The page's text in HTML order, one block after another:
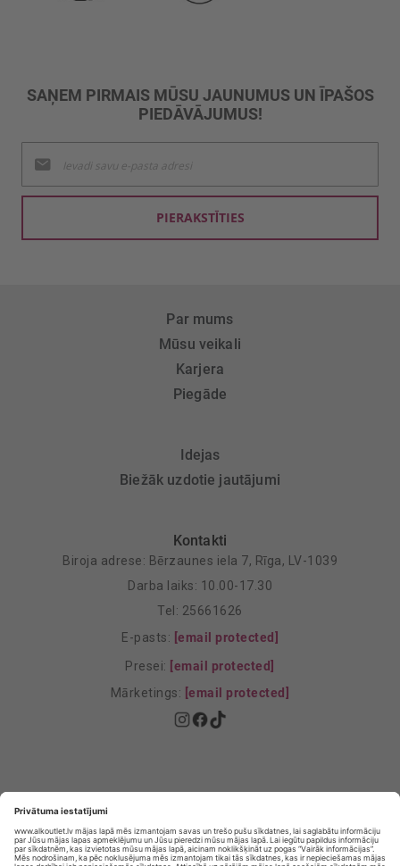
SAŅEM PIRMAIS MŪSU JAUNUMUS UN ĪPAŠOS
PIEDĀVĀJUMUS!
jaunumu
saņemšanai:
PIERAKSTĪTIES
Par mums
Mūsu veikali
Karjera
Piegāde
Idejas
Biežāk uzdotie jautājumi
Kontakti
Biroja adrese: Bērzaunes iela 7, Rīga, LV-1039
Darba laiks: 10.00-17.30
Tel: 25661626
E-pasts: [email protected]
Presei: [email protected]
Mārketings: [email protected]
Privātuma Iestatījumi
E-veikala lietošanas noteikumi